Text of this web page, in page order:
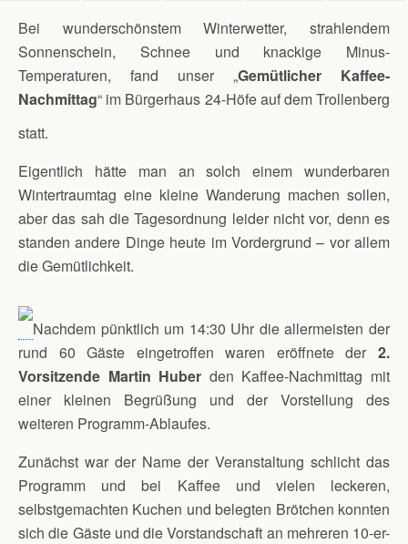
Bei wunderschönstem Winterwetter, strahlendem
Sonnenschein, Schnee und knackige Minus-
Temperaturen, fand unser „Gemütlicher Kaffee-
Nachmittag“ im Bürgerhaus 24-Höfe auf dem Trollenberg
statt.
Eigentlich hätte man an solch einem wunderbaren
Wintertraumtag eine kleine Wanderung machen sollen,
aber das sah die Tagesordnung leider nicht vor, denn es
standen andere Dinge heute im Vordergrund – vor allem
die Gemütlichkeit.
Nachdem pünktlich um 14:30 Uhr die allermeisten der
rund 60 Gäste eingetroffen waren eröffnete der 2.
Vorsitzende Martin Huber den Kaffee-Nachmittag mit
einer kleinen Begrüßung und der Vorstellung des
weiteren Programm-Ablaufes.
Zunächst war der Name der Veranstaltung schlicht das
Programm und bei Kaffee und vielen leckeren,
selbstgemachten Kuchen und belegten Brötchen konnten
sich die Gäste und die Vorstandschaft an mehreren 10-er-